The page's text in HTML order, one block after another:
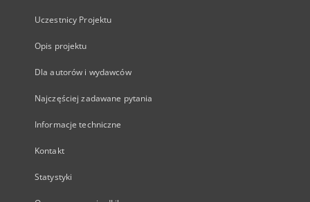
Uczestnicy Projektu
Opis projektu
Dla autorów i wydawców
Najczęściej zadawane pytania
Informacje techniczne
Kontakt
Statystyki